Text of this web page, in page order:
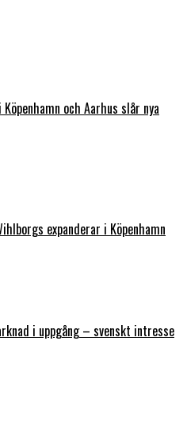
och Aarhus slår nya
expanderar i Köpenhamn
i uppgång – svenskt intresse